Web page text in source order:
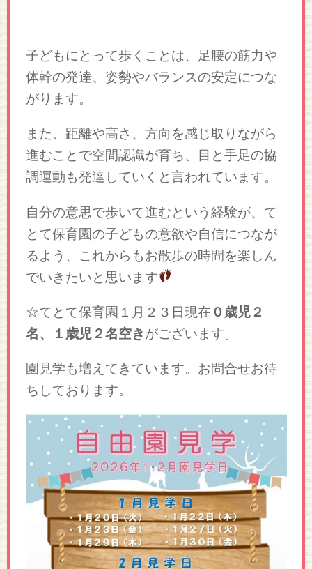
子どもにとって歩くことは、足腰の筋力や
体幹の発達、姿勢やバランスの安定につな
がります。
また、距離や高さ、方向を感じ取りながら
進むことで空間認識が育ち、目と手足の協
調運動も発達していくと言われています。
自分の意思で歩いて進むという経験が、て
とて保育園の子どもの意欲や自信につなが
るよう、これからもお散歩の時間を楽しん
でいきたいと思います
☆てとて保育園１月２３日現在 ０歳児２
名、１歳児２名空きがございます。
園見学も増えてきています。お問合せお待
ちしております。